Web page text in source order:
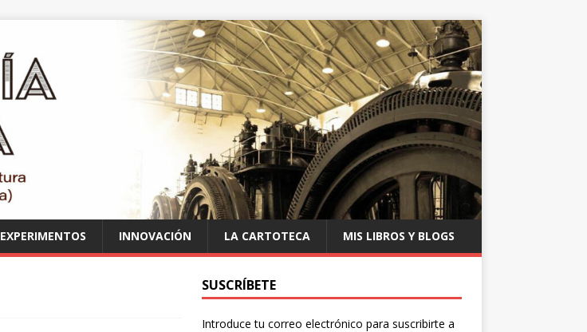
EXPERIMENTOS INNOVACIÓN LA CARTOTECA MIS LIBROS Y BLOGS
SUSCRÍBETE
Introduce tu correo electrónico para suscribirte a